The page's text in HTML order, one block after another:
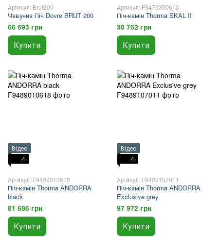
Артикул: Brut200
Чавунна Піч Dovre BRUT 200
66 693 грн
Купити
Артикул: F9473350610
Піч-камін Thorma SKAL II
30 762 грн
Купити
Відео
4
Артикул: F9489010618
Піч-камін Thorma ANDORRA
black
81 686 грн
Купити
Відео
4
Артикул: F9489107011
Піч-камін Thorma ANDORRA
Exclusive grey
97 972 грн
Купити